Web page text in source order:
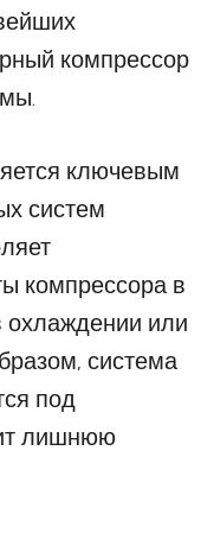
компрессор
ключевым
систем
компрессора в
охлаждении или
система
под
лишнюю